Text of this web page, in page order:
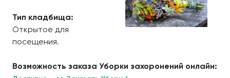
Тип кладбища:
Открытое для
посещения.
Возможность заказа Уборки захоронений онлайн: